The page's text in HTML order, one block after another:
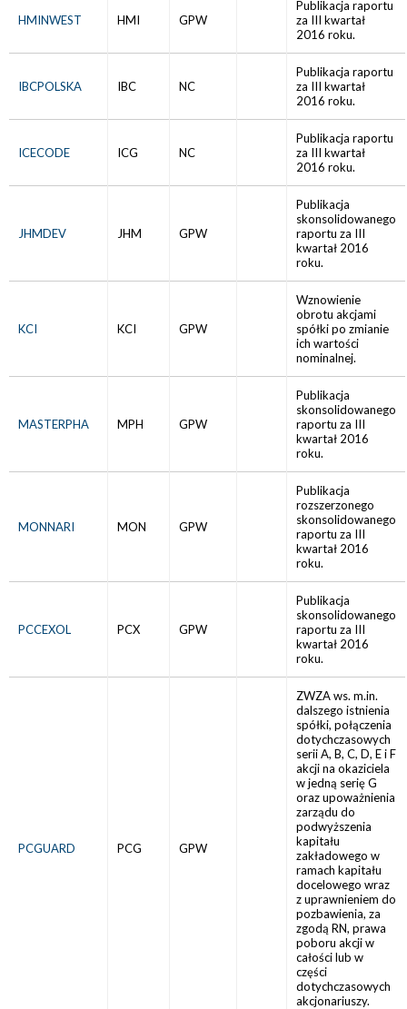
HMINWEST HMI GPW
Publikacja raportu
za III kwartał
2016 roku.
IBCPOLSKA IBC NC
Publikacja raportu
za III kwartał
2016 roku.
ICECODE ICG NC
Publikacja raportu
za III kwartał
2016 roku.
JHMDEV JHM GPW
Publikacja
skonsolidowanego
raportu za III
kwartał 2016
roku.
KCI KCI GPW
Wznowienie
obrotu akcjami
spółki po zmianie
ich wartości
nominalnej.
MASTERPHA MPH GPW
Publikacja
skonsolidowanego
raportu za III
kwartał 2016
roku.
MONNARI MON GPW
Publikacja
rozszerzonego
skonsolidowanego
raportu za III
kwartał 2016
roku.
PCCEXOL PCX GPW
Publikacja
skonsolidowanego
raportu za III
kwartał 2016
roku.
PCGUARD PCG GPW
ZWZA ws. m.in.
dalszego istnienia
spółki, połączenia
dotychczasowych
serii A, B, C, D, E i F
akcji na okaziciela
w jedną serię G
oraz upoważnienia
zarządu do
podwyższenia
kapitału
zakładowego w
ramach kapitału
docelowego wraz
z uprawnieniem do
pozbawienia, za
zgodą RN, prawa
poboru akcji w
całości lub w
części
dotychczasowych
akcjonariuszy.